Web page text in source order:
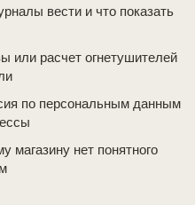
вести и что показать
или расчет огнетушителей
по персональным данным
магазину нет понятного